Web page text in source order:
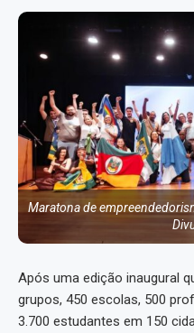
Maratona de
Após uma edição inaugural
grupos, 450 escolas, 500
3.700 estudantes em 150